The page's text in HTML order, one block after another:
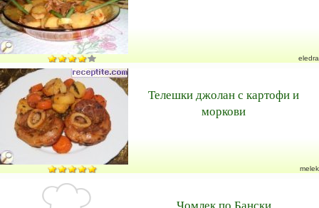
eledra
Телешки джолан с картофи и
моркови
melek